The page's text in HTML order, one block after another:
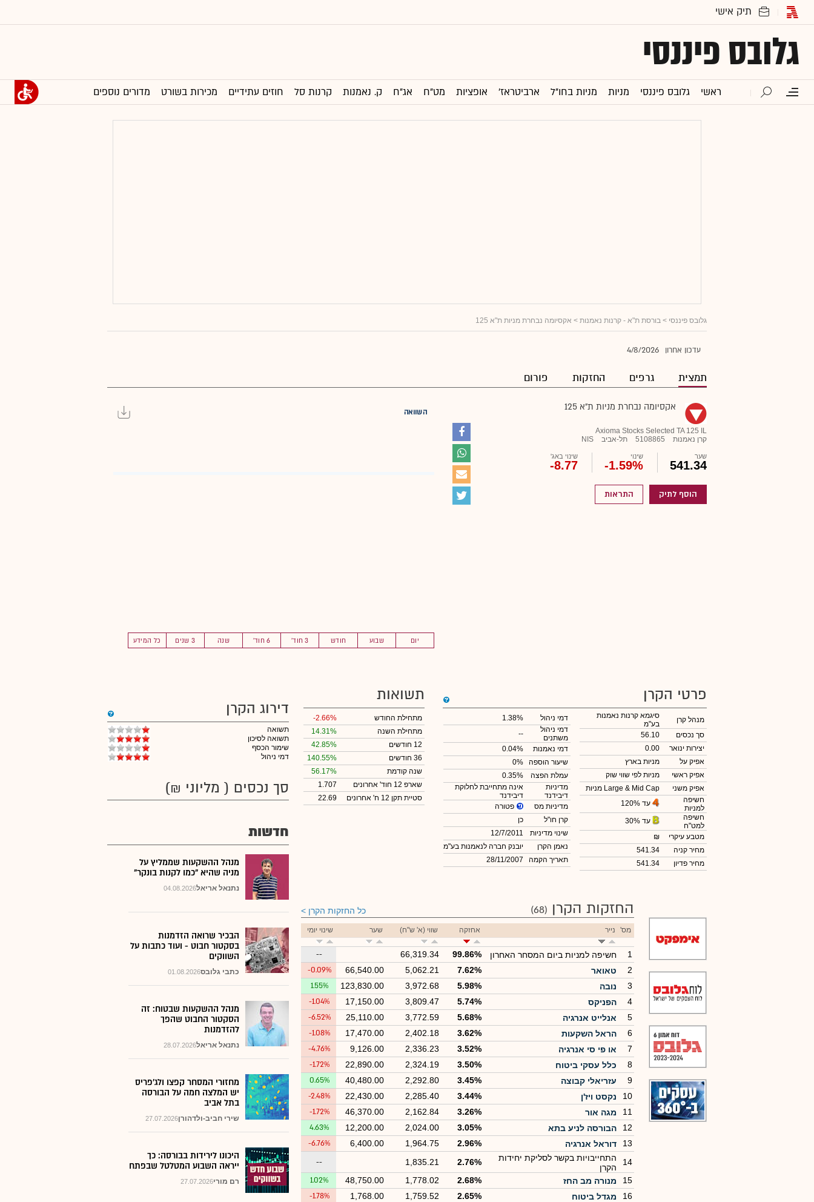
גלובס פיננסי
ראשי גלובס פיננסי מניות מניות בחו"ל ארביטראז' אופציות מט"ח אג"ח ק. נאמנות קרנות סל חוזים עתידיים מכירות בשורט מדורים נוספים
גלובס פיננסי > בורסת ת"א - קרנות נאמנות > אקסיומה נבחרת מניות ת"א 125
עדכון אחרון 4/8/2026
תמצית גרפים החזקות פורום
אקסיומה נבחרת מניות ת"א 125
Axioma Stocks Selected TA 125 IL
קרן נאמנות
5108865 תל-אביב NIS
שער
541.34
שינוי
-1.59%
שינוי באג'
-8.77
הוסף לתיק התראות
השוואה
יום שבוע חודש 3 חוד' 6 חוד' שנה 3 שנים כל המידע
פרטי הקרן
מנהל קרן
סיגמא קרנות נאמנות
בע"מ
סך נכסים
56.10
יצירות ינואר
0.00
אפיק על
מניות בארץ
אפיק ראשי
מניות לפי שווי שוק
אפיק משני
מניות Large & Mid Cap
חשיפה
למניות
עד 120%
חשיפה
למט"ח
עד 30%
מטבע עיקרי
₪
מחיר קניה
541.34
מחיר פדיון
541.34
דמי ניהול
1.38%
דמי ניהול
משתנים
--
דמי נאמנות
0.04%
שיעור הוספה
0%
עמלת הפצה
0.35%
מדיניות
דיבידנד
אינה מתחייבת לחלוקת
דיבידנד
מדיניות מס
פטורה
קרן חו"ל
כן
שינוי מדיניות
12/7/2011
נאמן הקרן
יובנק חברה לנאמנות בע"מ
תאריך הקמה
28/11/2007
תשואות
מתחילת החודש
-2.66%
מתחילת השנה
14.31%
12 חודשים
42.85%
36 חודשים
140.55%
שנה קודמת
56.17%
שארפ 12 חוד' אחרונים
1.707
סטיית תקן 12 ח' אחרונים
22.69
החזקות הקרן (68) כל החזקות הקרן
מס' נייר אחזקה שווי (א' ש"ח) שער שינוי יומי
1 חשיפה למניות ביום המסחר האחרון 99.86%
66,319.34
--
2
טאואר 7.62%
5,062.21
66,540.00
-0.09%
3
נובה 5.98%
3,972.68
123,830.00
1.55%
4
הפניקס 5.74%
3,809.47
17,150.00
-1.04%
5
אנלייט אנרגיה 5.68%
3,772.59
25,110.00
-6.52%
6
הראל השקעות 3.62%
2,402.18
17,470.00
-1.08%
7
או פי סי אנרגיה 3.52%
2,336.23
9,126.00
-4.76%
8
כלל עסקי ביטוח 3.50%
2,324.19
22,890.00
-1.72%
9
עזריאלי קבוצה 3.45%
2,292.80
40,480.00
0.65%
10
נקסט ויז'ן 3.44%
2,285.40
22,430.00
-2.48%
11
מגה אור 3.26%
2,162.84
46,370.00
-1.72%
12
הבורסה לניע בתא 3.05%
2,024.00
12,200.00
4.63%
13
דוראל אנרגיה 2.96%
1,964.75
6,400.00
-6.76%
14
התחייבויות בקשר לסליקת יחידות
הקרן
2.76%
1,835.21
--
15
מנורה מב החז 2.68%
1,778.02
48,750.00
1.02%
16
מגדל ביטוח 2.65%
1,759.52
1,768.00
-1.78%
דירוג הקרן
תשואה
תשואה לסיכון
שימור הכסף
דמי ניהול
סך נכסים ( מליוני ₪)
חדשות
מנהל ההשקעות שממליץ על
מניה שהיא "כמו לקנות בונקר"
04.08.2026נתנאל אריאל
הבכיר שרואה הזדמנות
בסקטור חבוט - ועוד כתבות על
השווקים
01.08.2026כתבי גלובס
מנהל ההשקעות שבטוח: זה
הסקטור החבוט שהפך
להזדמנות
28.07.2026נתנאל אריאל
מחזורי המסחר קפצו ולג'פריס
יש המלצה חמה על הבורסה
בתל אביב
27.07.2026שירי חביב-ולדהורן
היכונו לירידות בבורסה: כך
ייראה השבוע המטלטל שבפתח
27.07.2026רם מורי